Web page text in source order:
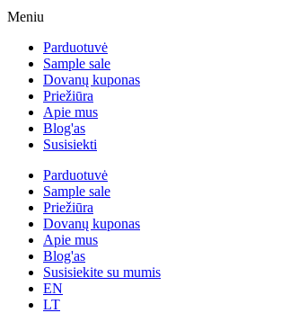
Meniu
Parduotuvė
Sample sale
Dovanų kuponas
Priežiūra
Apie mus
Blog'as
Susisiekti
Parduotuvė
Sample sale
Priežiūra
Dovanų kuponas
Apie mus
Blog'as
Susisiekite su mumis
EN
LT